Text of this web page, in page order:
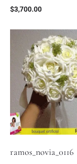
$3,700.00
ramos_novia_0116